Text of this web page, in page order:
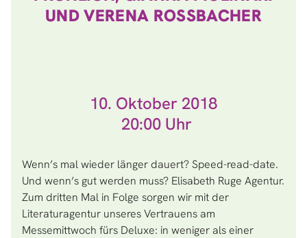
UND VERENA ROSSBACHER
10. Oktober 2018
20:00
Wenn’s mal wieder länger dauert? Speed-read-date.
Und wenn’s gut werden muss? Elisabeth Ruge Agentur.
Zum dritten Mal in Folge sorgen wir mit der
Literaturagentur unseres Vertrauens am
Messemittwoch fürs Deluxe: in weniger als einer